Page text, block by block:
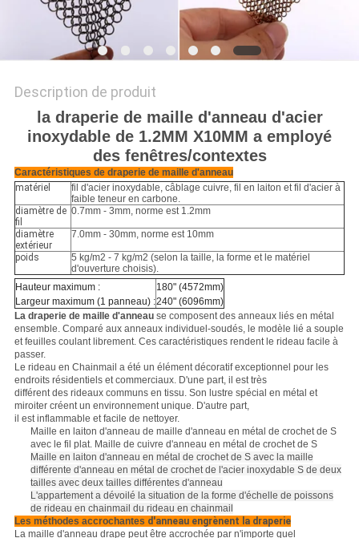
Description de produit
la draperie de maille d'anneau d'acier
inoxydable de 1.2MM X10MM a employé
des fenêtres/contextes
Caractéristiques de draperie de maille d'anneau
matériel
fil d'acier inoxydable, câblage cuivre, fil en laiton et fil d'acier à
faible teneur en carbone.
diamètre de
fil
0.7mm - 3mm, norme est 1.2mm
diamètre
extérieur
7.0mm - 30mm, norme est 10mm
poids
5 kg/m2 - 7 kg/m2 (selon la taille, la forme et le matériel
d'ouverture choisis).
Hauteur maximum :
Largeur maximum (1 panneau) :
180" (4572mm)
240" (6096mm)
La draperie de maille d'anneause composent des anneaux liés en métal
ensemble. Comparé aux anneaux individuel-soudés, le modèle lié a souple
et feuilles coulant librement. Ces caractéristiques rendent le rideau facile à
passer.
Le rideau en Chainmail a été un élément décoratif exceptionnel pour les
endroits résidentiels et commerciaux. D'une part, il est très
différent des rideaux communs en tissu. Son lustre spécial en métal et
miroiter créent un environnement unique. D'autre part,
il est inflammable et facile de nettoyer.
Maille en laiton d'anneau de maille d'anneau en métal de crochet de S
avec le fil plat. Maille de cuivre d'anneau en métal de crochet de S
Maille en laiton d'anneau en métal de crochet de S avec la maille
différente d'anneau en métal de crochet de l'acier inoxydable S de deux
tailles avec deux tailles différentes d'anneau
L'appartement a dévoilé la situation de la forme d'échelle de poissons
de rideau en chainmail du rideau en chainmail
Les méthodes accrochantes d'anneau engrènent la draperie
La maille d'anneau drape peut être accrochée par n'importe quel